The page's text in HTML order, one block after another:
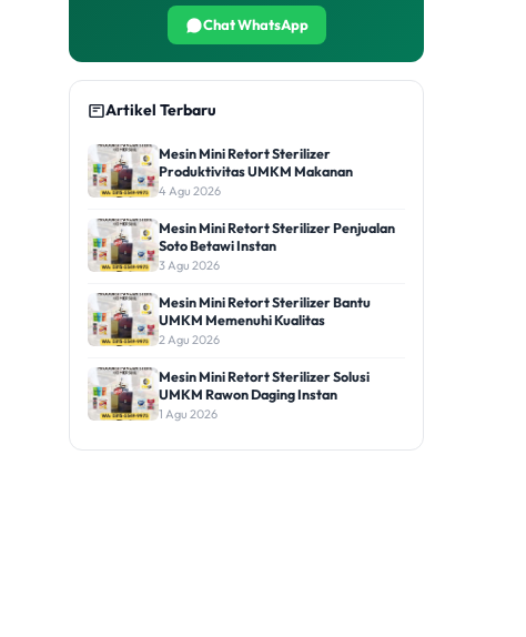
Chat WhatsApp
Artikel Terbaru
Mesin Mini Retort Sterilizer
Produktivitas UMKM Makanan
4 Agu 2026
Mesin Mini Retort Sterilizer Penjualan
Soto Betawi Instan
3 Agu 2026
Mesin Mini Retort Sterilizer Bantu
UMKM Memenuhi Kualitas
2 Agu 2026
Mesin Mini Retort Sterilizer Solusi
UMKM Rawon Daging Instan
1 Agu 2026